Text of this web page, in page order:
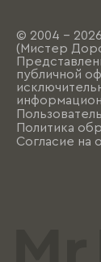
© 2004 -
(Мистер
публичной
Политика
Согласие на